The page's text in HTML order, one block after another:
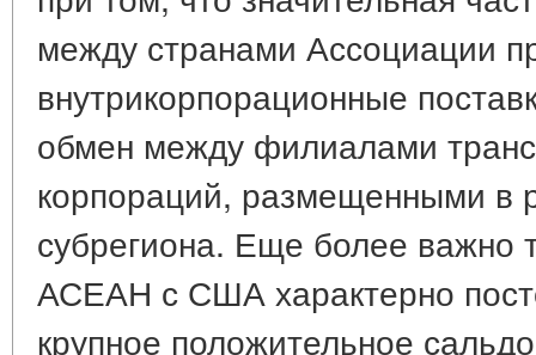
между странами Ассоциации
внутрикорпорационные
обмен между филиалами
корпораций, размещенными в
субрегиона. Еще более важно
АСЕАН с США характерно
крупное положительное